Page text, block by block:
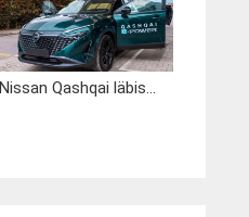
Nissan Qashqai läbis...